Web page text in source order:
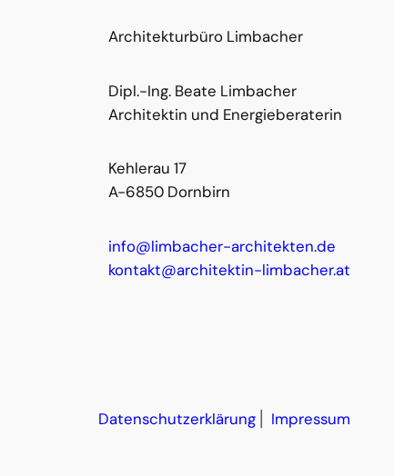
Architekturbüro Limbacher
Dipl.-Ing. Beate Limbacher
Architektin und Energieberaterin
Kehlerau 17
A-6850 Dornbirn
info@limbacher-architekten.de
kontakt@architektin-limbacher.at
Datenschutzerklärung Impressum